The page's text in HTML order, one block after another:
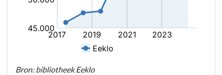
Bron: bibliotheek Eeklo